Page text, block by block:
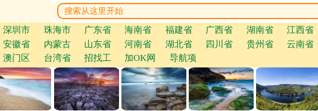
深圳市 珠海市 广东省 海南省 福建省 广西省 湖南省 江西省
安徽省 内蒙古 山东省 河南省 湖北省 四川省 贵州省 云南省
澳门区 台湾省 招找工 加OK网 导航项